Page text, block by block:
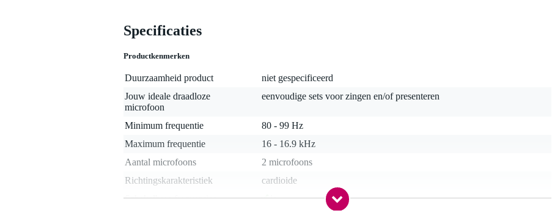
Specificaties
Productkenmerken
Duurzaamheid product
niet gespecificeerd
Jouw ideale draadloze
microfoon
eenvoudige sets voor zingen en/of presenteren
Minimum frequentie
80 - 99 Hz
Maximum frequentie
16 - 16.9 kHz
Aantal microfoons
2 microfoons
Richtingskarakteristiek
cardioide
Schakelbare frequenties
ja